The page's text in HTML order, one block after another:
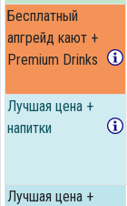
Бесплатный
апгрейд кают +
Premium Drinks
Лучшая цена +
напитки
Лучшая цена +